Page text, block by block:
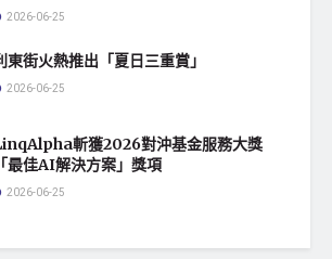
2026-06-25
東街火熱推出「夏日三重賞」
2026-06-25
斬獲2026對沖基金服務大獎
「最佳AI解決方案」獎項
2026-06-25